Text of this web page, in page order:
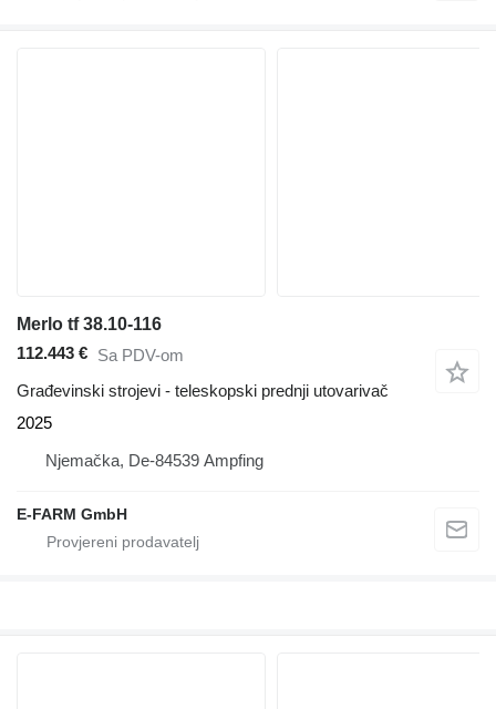
Merlo tf 38.10-116
112.443 € Sa PDV-om
Građevinski strojevi - teleskopski prednji utovarivač
2025
Njemačka, De-84539 Ampfing
E-FARM GmbH